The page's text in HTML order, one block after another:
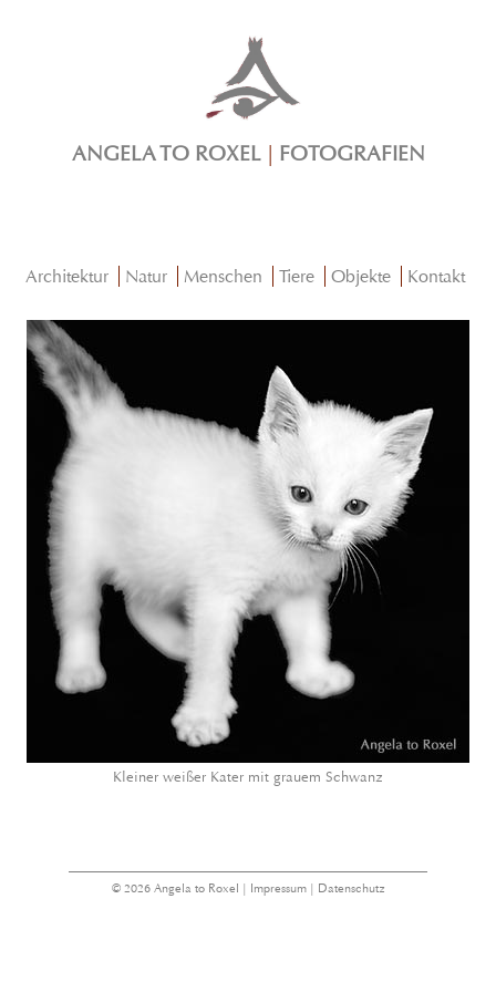
ANGELA TO ROXEL FOTOGRAFIEN
Architektur Natur Menschen Tiere Objekte Kontakt
Kleiner weißer Kater mit grauem Schwanz
© 2026 Angela to Roxel | Impressum| Datenschutz